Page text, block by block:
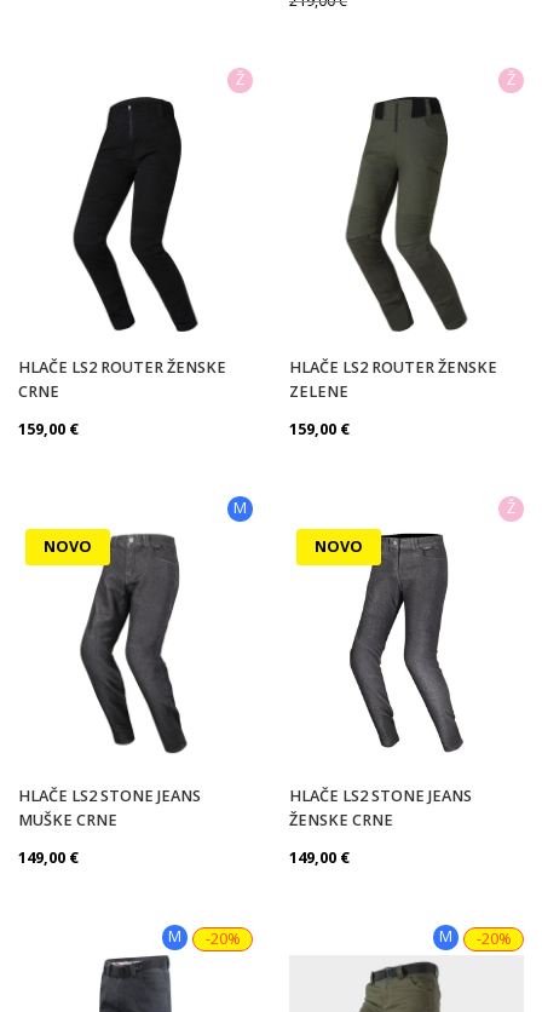
Ž
HLAČE LS2 ROUTER ŽENSKE
CRNE
159,00 €
Ž
HLAČE LS2 ROUTER ŽENSKE
ZELENE
159,00 €
M
NOVO
HLAČE LS2 STONE JEANS
MUŠKE CRNE
149,00 €
Ž
NOVO
HLAČE LS2 STONE JEANS
ŽENSKE CRNE
149,00 €
M -20% M -20%